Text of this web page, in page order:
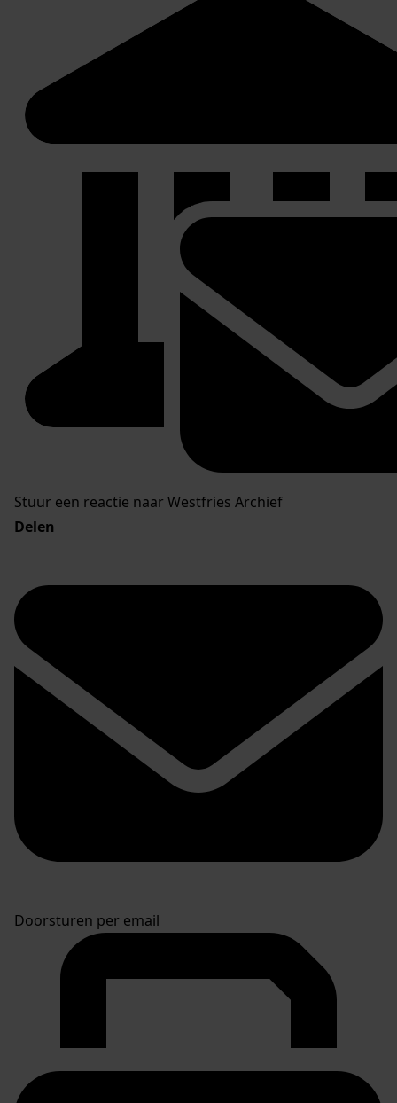
Stuur een reactie naar Westfries Archief
Delen
Doorsturen per email